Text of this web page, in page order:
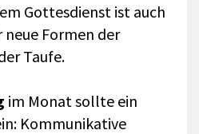
Gottesdienst ist auch
Formen der
Taufe.
im Monat sollte ein
Kommunikative